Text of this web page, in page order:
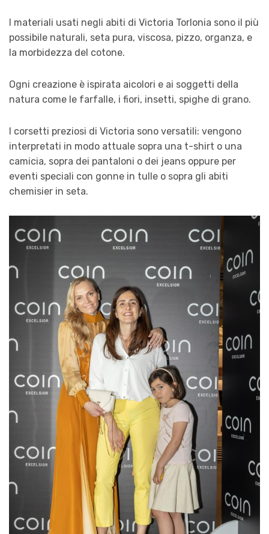
I materiali usati negli abiti di Victoria Torlonia sono il più
possibile naturali, seta pura, viscosa, pizzo, organza, e
la morbidezza del cotone.
Ogni creazione è ispirata aicolori e ai soggetti della
natura come le farfalle, i fiori, insetti, spighe di grano.
I corsetti preziosi di Victoria sono versatili: vengono
interpretati in modo attuale sopra una t-shirt o una
camicia, sopra dei pantaloni o dei jeans oppure per
eventi speciali con gonne in tulle o sopra gli abiti
chemisier in seta.